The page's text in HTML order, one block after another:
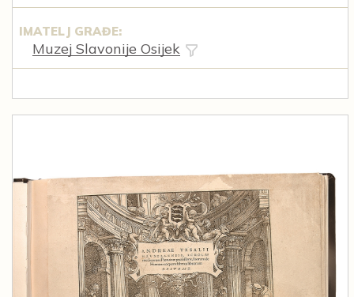
IMATELJ GRAĐE:
Muzej Slavonije Osijek